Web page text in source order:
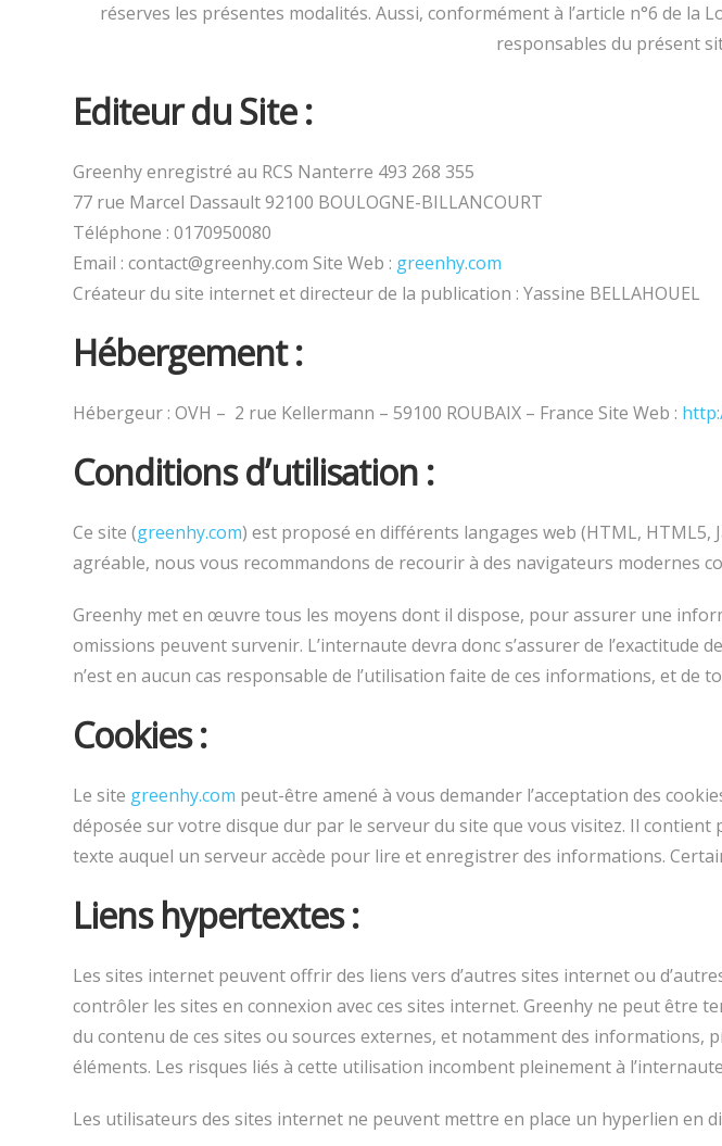
réserves les présentes modalités. Aussi, conformément à l’article n°6 de la
responsables du présent
Editeur du Site :
Greenhy enregistré au RCS Nanterre 493 268 355
77 rue Marcel Dassault 92100 BOULOGNE-BILLANCOURT
Téléphone : 0170950080
Email : contact@greenhy.com Site Web : greenhy.com
Créateur du site internet et directeur de la publication : Yassine BELLAHOUEL
Hébergement :
Hébergeur : OVH – 2 rue Kellermann – 59100 ROUBAIX – France Site Web :
Conditions d’utilisation :
Ce site (greenhy.com) est proposé en différents langages web (HTML,
agréable, nous vous recommandons de recourir à des navigateurs modernes
Greenhy met en œuvre tous les moyens dont il dispose, pour assurer une
omissions peuvent survenir. L’internaute devra donc s’assurer de
n’est en aucun cas responsable de l’utilisation faite de ces informations, et
Cookies :
Le site greenhy.com peut-être amené à vous demander l’acceptation des
déposée sur votre disque dur par le serveur du site que vous visitez. Il
texte auquel un serveur accède pour lire et enregistrer des informations.
Liens hypertextes :
Les sites internet peuvent offrir des liens vers d’autres sites internet ou
contrôler les sites en connexion avec ces sites internet. Greenhy ne peut être
du contenu de ces sites ou sources externes, et notamment des informations,
éléments. Les risques liés à cette utilisation incombent pleinement à
Les utilisateurs des sites internet ne peuvent mettre en place un hyperlien en